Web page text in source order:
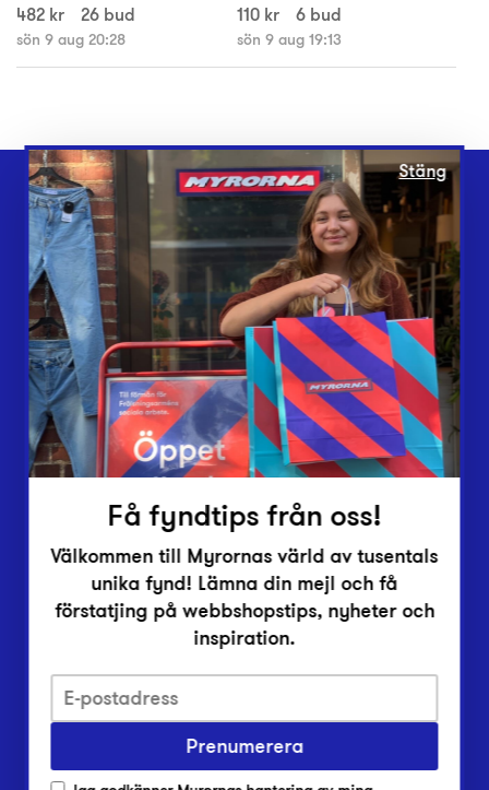
482 kr
26 bud
sön 9 aug 20:28
110 kr
6 bud
sön 9 aug 19:13
Webbshop
Butiker
Lämna in
Vårt överskott
Inlämningsplatser
Om Myrorna
Lediga jobb
Pressrum
Integritetsskyddspolicy
Har du frågor om onlineköp, leverans eller retur?
Stäng
Få fyndtips från oss!
Välkommen till Myrornas värld av tusentals
unika fynd! Lämna din mejl och få
förstatjing på webbshopstips, nyheter och
inspiration.
Prenumerera